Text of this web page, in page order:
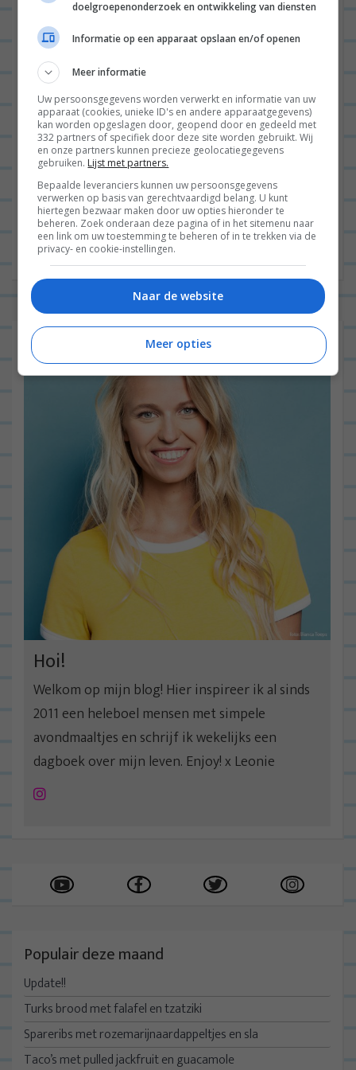
Naam
E-mail*
Site
Hoi!
Welkom op mijn blog! Hier inspireer ik al sinds
2011 een heleboel mensen met simpele
avondmaaltjes en schrijf ik wekelijks een
dagboek over mijn leven. Enjoy! x Leonie
Instagram
Populair deze maand
Update!!
Turks brood met falafel en tzatziki
Spareribs met rozemarijnaardappeltjes en sla
Taco’s met pulled jackfruit en guacamole
doelgroepenonderzoek en ontwikkeling van diensten
Informatie op een apparaat opslaan en/of openen
Meer informatie
Uw persoonsgegevens worden verwerkt en informatie van uw
apparaat (cookies, unieke ID's en andere apparaatgegevens)
kan worden opgeslagen door, geopend door en gedeeld met
332 partners of specifiek door deze site worden gebruikt. Wij
en onze partners kunnen precieze geolocatiegegevens
gebruiken. Lijst met partners.
Bepaalde leveranciers kunnen uw persoonsgegevens
verwerken op basis van gerechtvaardigd belang. U kunt
hiertegen bezwaar maken door uw opties hieronder te
beheren. Zoek onderaan deze pagina of in het sitemenu naar
een link om uw toestemming te beheren of in te trekken via de
privacy- en cookie-instellingen.
Naar de website
Meer opties